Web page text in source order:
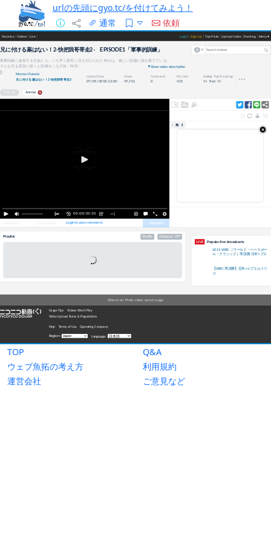
urlの先頭にgyo.tc/を付けてみよう！
通常
依頼
TOP
Q&A
ウェブ魚拓の考え方
利用規約
運営会社
ご意見など